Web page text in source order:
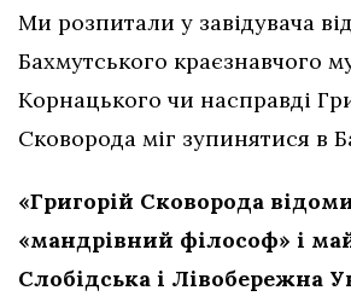
Ми розпитали у завідувача
Бахмутського краєзнавчого
Корнацького чи насправді
Сковорода міг зупинятися в
«Григорій Сковорода
«мандрівний філософ» і
Слобідська і Лівобережна